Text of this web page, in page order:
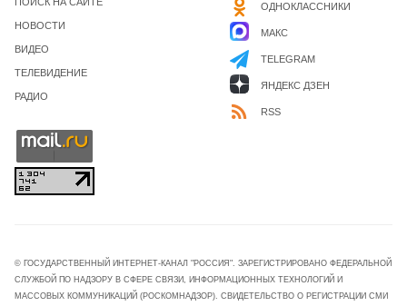
НОВОСТИ
ВИДЕО
ТЕЛЕВИДЕНИЕ
РАДИО
ОДНОКЛАССНИКИ
МАКС
TELEGRAM
ЯНДЕКС ДЗЕН
RSS
© ГОСУДАРСТВЕННЫЙ ИНТЕРНЕТ-КАНАЛ "РОССИЯ". ЗАРЕГИСТРИРОВАНО ФЕДЕРАЛЬНОЙ
СЛУЖБОЙ ПО НАДЗОРУ В СФЕРЕ СВЯЗИ, ИНФОРМАЦИОННЫХ ТЕХНОЛОГИЙ И
МАССОВЫХ КОММУНИКАЦИЙ (РОСКОМНАДЗОР). СВИДЕТЕЛЬСТВО О РЕГИСТРАЦИИ СМИ